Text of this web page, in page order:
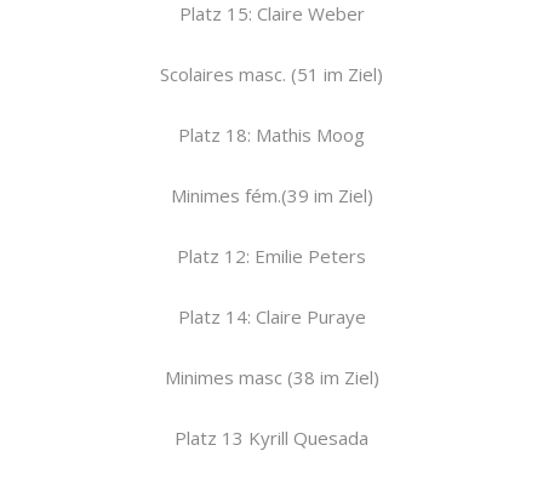
Platz 15: Claire Weber
Scolaires masc. (51 im Ziel)
Platz 18: Mathis Moog
Minimes fém.(39 im Ziel)
Platz 12: Emilie Peters
Platz 14: Claire Puraye
Minimes masc (38 im Ziel)
Platz 13 Kyrill Quesada